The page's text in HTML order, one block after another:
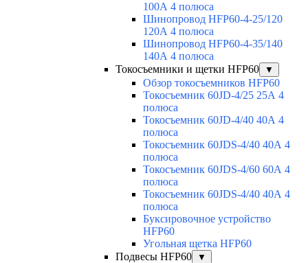
100А 4 полюса
Шинопровод HFP60-4-25/120
120А 4 полюса
Шинопровод HFP60-4-35/140
140А 4 полюса
Токосъемники и щетки HFP60
▼
Обзор токосъемников HFP60
Токосъемник 60JD-4/25 25А 4
полюса
Токосъемник 60JD-4/40 40А 4
полюса
Токосъемник 60JDS-4/40 40А 4
полюса
Токосъемник 60JDS-4/60 60А 4
полюса
Токосъемник 60JDS-4/40 40А 4
полюса
Буксировочное устройство
HFP60
Угольная щетка HFP60
Подвесы HFP60
▼